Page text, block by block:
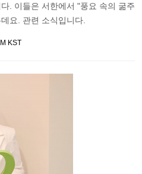
. 이들은 서한에서 "풍요 속의 굶주
요. 관련 소식입니다.
KST